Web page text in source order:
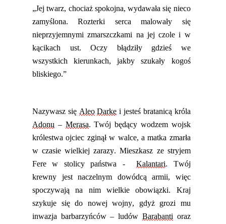
„Jej twarz, chociaż spokojna, wydawała się nieco
zamyślona. Rozterki serca malowały się
nieprzyjemnymi zmarszczkami na jej czole i w
kącikach ust. Oczy błądziły gdzieś we
wszystkich kierunkach, jakby szukały kogoś
bliskiego.”
Nazywasz się Aleo Darke i jesteś bratanicą króla
Adonu – Merasa. Twójbędący wodzem wojsk
królestwaojciec zginął w walce, a matka zmarła
w czasie wielkiej zarazy. Mieszkasz ze stryjem
Fere w stolicy państwa -Kalantari. Twój
krewny jest naczelnym dowódcą armii, więc
spoczywają na nim wielkie obowiązki. Kraj
szykuje się do nowej wojny, gdyż grozi mu
inwazja barbarzyńców – ludów Barabanti oraz